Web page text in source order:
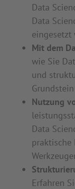
Data
Data
eingesetzt
Mit dem
wie Sie
und
Nutzung
Data
praktische
Erfahren